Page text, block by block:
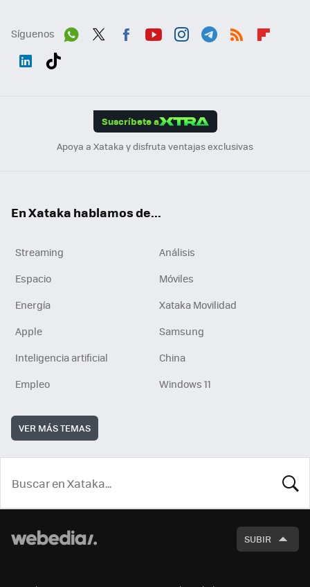
Síguenos
Suscríbete a
Apoya a Xataka y disfruta ventajas exclusivas
En Xataka hablamos de...
Streaming
Análisis
Espacio
Móviles
Energía
Xataka Movilidad
Apple
Samsung
Inteligencia artificial
China
Empleo
Windows 11
VER MÁS TEMAS
SUBIR